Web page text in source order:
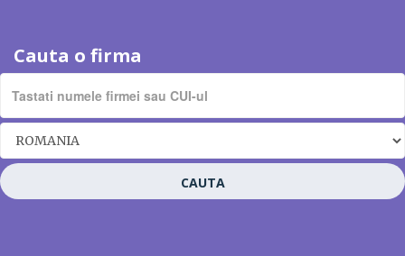
Cauta o firma
CAUTA